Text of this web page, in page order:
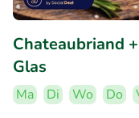
Chateaubriand
Glas
Ma Di Wo Do